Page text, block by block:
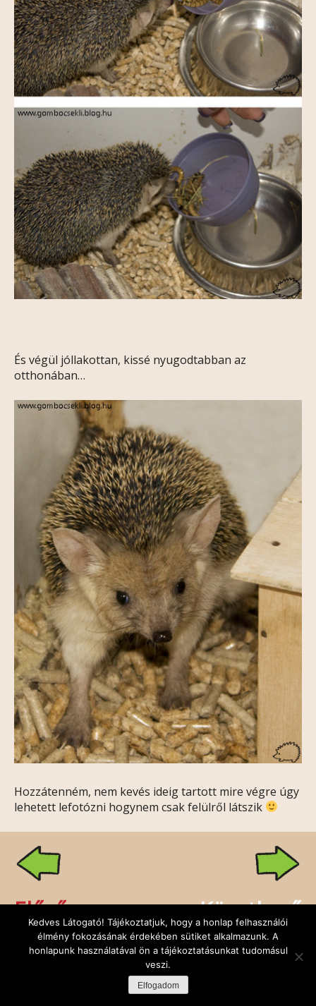
És végül jóllakottan, kissé nyugodtabban az
otthonában…
Hozzátenném, nem kevés ideig tartott mire végre úgy
lehetett lefotózni hogynem csak felülről látszik
Előző Következő
Kapcsolat
Minden jog fenntartva: Sünbarát Alapítvány,
DuDe| fejlesztő:
Kedves Látogató! Tájékoztatjuk, hogy a honlap felhasználói
élmény fokozásának érdekében sütiket alkalmazunk. A
honlapunk használatával ön a tájékoztatásunkat tudomásul
veszi.
Elfogadom